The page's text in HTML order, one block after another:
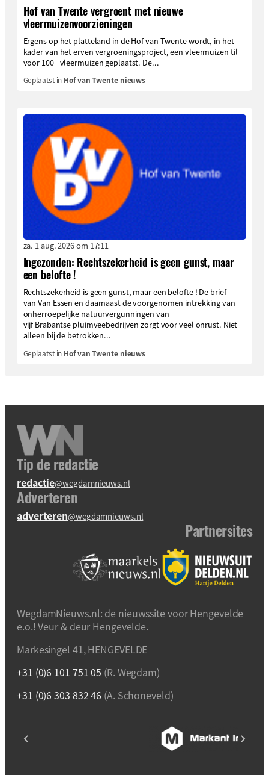
Hof van Twente vergroent met nieuwe
vleermuizenvoorzieningen
Ergens op het platteland in de Hof van Twente wordt, in het
kader van het erven vergroeningsproject, een vleermuizen til
voor 100+ vleermuizen geplaatst. De...
Geplaatst in Hof van Twente nieuws
za. 1 aug. 2026 om 17:11
Ingezonden: Rechtszekerheid is geen gunst, maar
een belofte !
Rechtszekerheid is geen gunst, maar een belofte ! De brief
van Van Essen en daarnaast de voorgenomen intrekking van
onherroepelijke natuurvergunningen van
vijf Brabantse pluimveebedrijven zorgt voor veel onrust. Niet
alleen bij de betrokken...
Geplaatst in Hof van Twente nieuws
Tip de redactie
redactie@wegdamnieuws.nl
Adverteren
adverteren@wegdamnieuws.nl
Partnersites
WegdamNieuws.nl: de nieuwssite voor Hengevelde
e.o.! Veur & deur Hengevelde.
Markesingel 41, HENGEVELDE
+31 (0)6 101 751 05 (R. Wegdam)
+31 (0)6 303 832 46 (A. Schoneveld)